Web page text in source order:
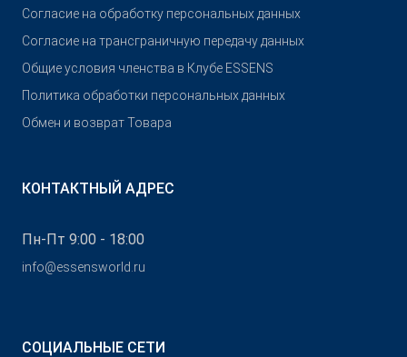
Согласие на обработку персональных данных
Согласие на трансграничную передачу данных
Общие условия членства в Клубе ESSENS
Политика обработки персональных данных
Обмен и возврат Товара
КОНТАКТНЫЙ АДРЕС
Пн-Пт 9:00 - 18:00
info@essensworld.ru
СОЦИАЛЬНЫЕ СЕТИ